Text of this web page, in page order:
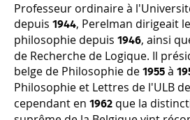
Professeur ordinaire à
depuis 1944, Perelman dirigeait
philosophie depuis 1946, ainsi
de Recherche de Logique. Il
belge de Philosophie de 1955 à
Philosophie et Lettres de l'ULB de
cependant en 1962 que la